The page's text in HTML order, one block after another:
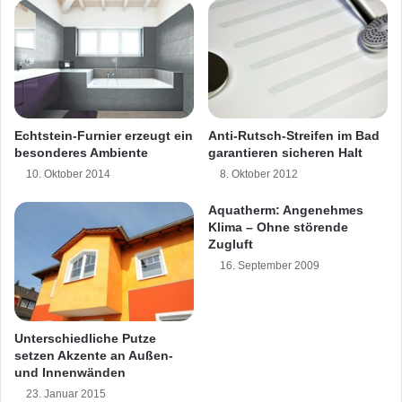
Während ein herkömmlicher Staubsauger
Feinstaub, Reste von Hausstaub und
Milbenkot bei Betrieb zurück in die Luft pustet,
arbeitet das zentrale System hygienisch
sauber: Hausstauballergien haben somit keine
Chance. Bei Allaway nimmt eine in der Wand
positionierte Saugdüse sämtliche
Kleinstpartikel auf und leitet sie auf direktem
Weg durch ein Rohrsystem weiter ins
Zentralgerät, welches das Herzstück der
Anlage ist. Soll es losgehen, wird der
Saugschlauch ganz simpel in die Saugdose
gesteckt – pro Etage reicht meist eine einzige
n
s
h
o
h
e
l
Echtstein-Furnier erzeugt ein
besonderes Ambiente
10. Oktober 2014
Anti-Rutsch-Streifen im Bad
garantieren sicheren Halt
8. Oktober 2012
Unterschiedliche Putze
setzen Akzente an Außen-
und Innenwänden
23. Januar 2015
Aquatherm: Angenehmes
Klima – Ohne störende
Zugluft
16. September 2009